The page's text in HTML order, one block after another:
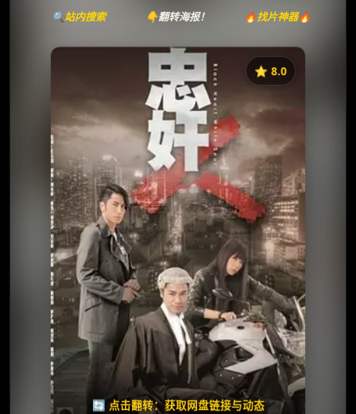
🔍站内搜索 👇翻转海报！ 🔥找片神器🔥
⭐️ 8.0
🔄 点击翻转：获取网盘链接与动态
《忠奸人》
⭐
⭐️ 评分：8.0 | 🎬 2014年
✅ 已完结
夸克网盘
失效请反馈
🧧️
天天领红包